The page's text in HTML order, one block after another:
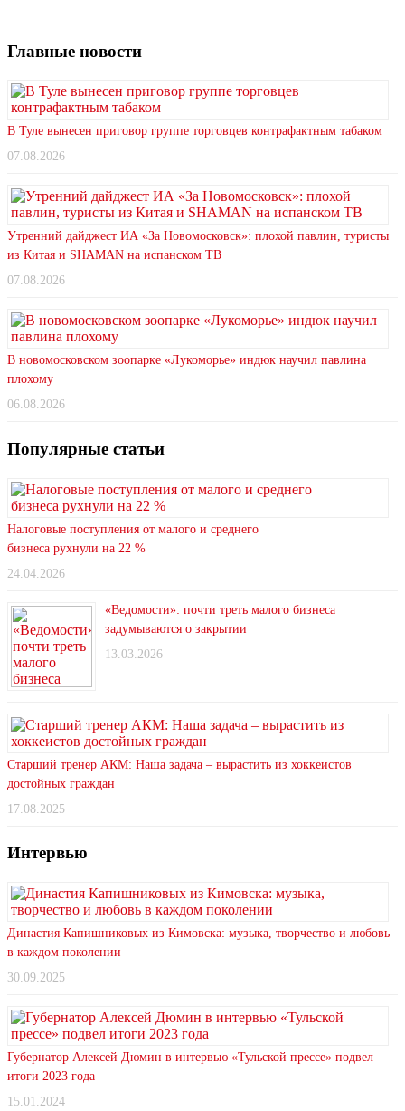
Главные новости
В Туле вынесен приговор группе торговцев контрафактным табаком
07.08.2026
Утренний дайджест ИА «За Новомосковск»: плохой павлин, туристы
из Китая и SHAMAN на испанском ТВ
07.08.2026
В новомосковском зоопарке «Лукоморье» индюк научил павлина
плохому
06.08.2026
Популярные статьи
Налоговые поступления от малого и среднего
бизнеса рухнули на 22 %
24.04.2026
«Ведомости»: почти треть малого бизнеса
задумываются о закрытии
13.03.2026
Старший тренер АКМ: Наша задача – вырастить из хоккеистов
достойных граждан
17.08.2025
Интервью
Династия Капишниковых из Кимовска: музыка, творчество и любовь
в каждом поколении
30.09.2025
Губернатор Алексей Дюмин в интервью «Тульской прессе» подвел
итоги 2023 года
15.01.2024